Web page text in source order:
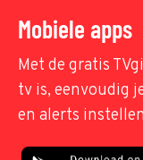
Mobiele apps
Met de gratis
tv is, eenvoudig
en alerts